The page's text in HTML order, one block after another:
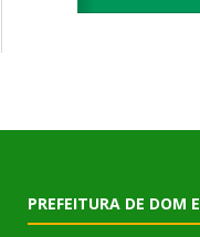
PREFEITURA DE DOM